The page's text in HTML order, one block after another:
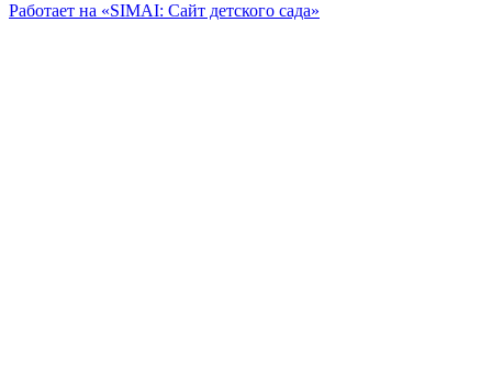
Работает на «SIMAI: Сайт детского сада»